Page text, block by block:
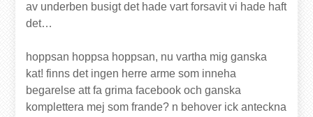
av underben busigt det hade vart forsavit vi hade haft
det…
hoppsan hoppsa hoppsan, nu vartha mig ganska
kat! finns det ingen herre arme som inneha
begarelse att fa grima facebook och ganska
komplettera mej som frande? n behover ick anteckna